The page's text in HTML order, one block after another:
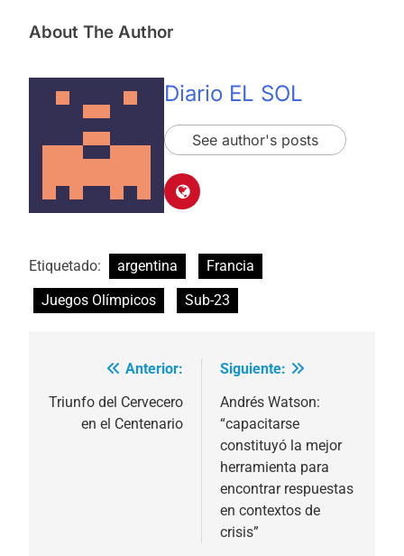
About The Author
Diario EL SOL
See author's posts
Etiquetado: argentina
Francia
Juegos Olímpicos
Sub-23
Navegación
de
Anterior:
Triunfo del Cervecero
en el Centenario
Siguiente:
Andrés Watson:
“capacitarse
constituyó la mejor
herramienta para
encontrar respuestas
en contextos de
crisis”